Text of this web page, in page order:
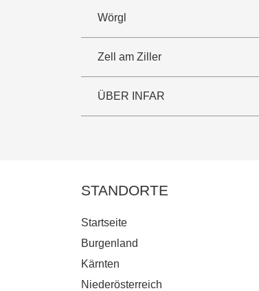
Wörgl
Zell am Ziller
ÜBER INFAR
STANDORTE
Startseite
Burgenland
Kärnten
Niederösterreich